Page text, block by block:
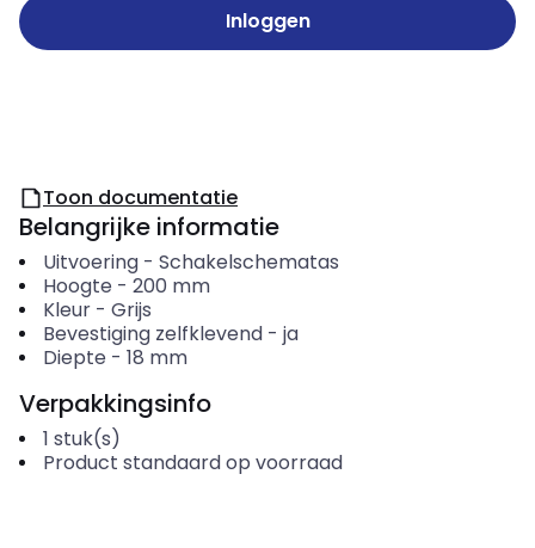
Inloggen
Toon documentatie
Belangrijke informatie
Uitvoering- Schakelschematas
Hoogte - 200 mm
Kleur- Grijs
Bevestiging zelfklevend- ja
Diepte - 18 mm
Verpakkingsinfo
1 stuk(s)
Product standaard op voorraad